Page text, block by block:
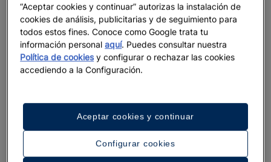
“Aceptar cookies y continuar” autorizas la instalación de
cookies de análisis, publicitarias y de seguimiento para
todos estos fines. Conoce como Google trata tu
información personalaquí. Puedes consultar nuestra
Política de cookiesy configurar o rechazar las cookies
accediendo a la Configuración.
Configurar cookies
Aceptar cookies y continuar